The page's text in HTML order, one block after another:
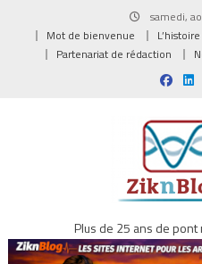
samedi,
Mot de bienvenue
Partenariat de rédaction
Plus de 25 ans de